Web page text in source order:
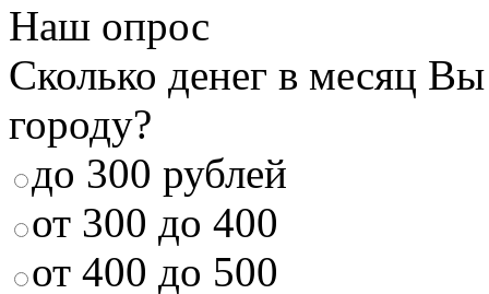
Наш опрос
Сколько денег в месяц
городу?
до 300 рублей
от 300 до 400
от 400 до 500